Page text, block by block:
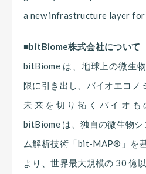
a new infrastructure layer for
■bitBiome株式会社について
bitBiome は、地球上の微生
限に引き出し、バイオエコノ
未来を切り拓くバイオも
bitBiome は、独自の微生物シ
ム解析技術「bit-MAP®︎」を
より、世界最大規模の 30 億